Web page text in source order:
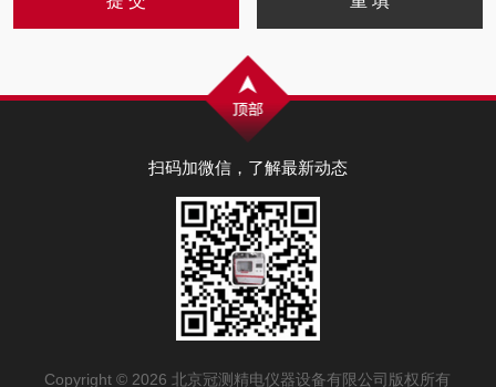
扫码加微信，了解最新动态
Copyright © 2026 北京冠测精电仪器设备有限公司版权所有